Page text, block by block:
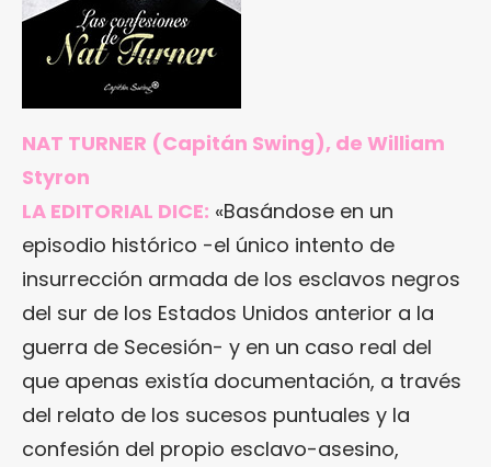
NAT TURNER (Capitán Swing), de William
Styron
LA EDITORIAL DICE: «Basándose en un
episodio histórico -el único intento de
insurrección armada de los esclavos negros
del sur de los Estados Unidos anterior a la
guerra de Secesión- y en un caso real del
que apenas existía documentación, a través
del relato de los sucesos puntuales y la
confesión del propio esclavo-asesino,